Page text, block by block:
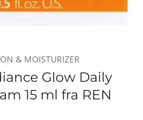
& MOISTURIZER
Glow Daily
15 ml fra REN